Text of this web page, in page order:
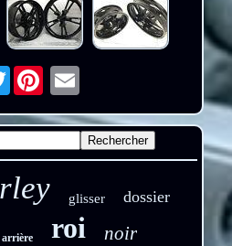
Twitter Email
glisser dossier
arrière roi noir